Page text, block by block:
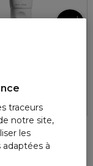
4.2
traceurs
notre site,
les
à